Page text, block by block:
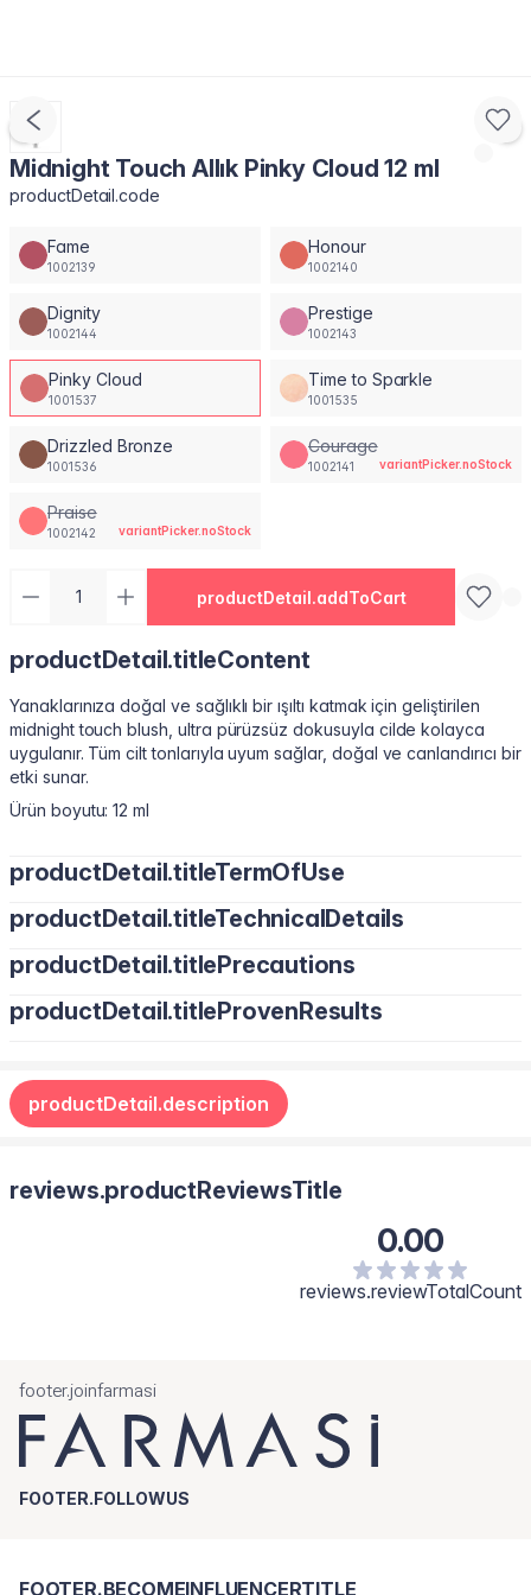
Midnight Touch Allık Pinky Cloud 12 ml
productDetail.code
Fame
1002139
Honour
1002140
Dignity
1002144
Prestige
1002143
Pinky Cloud
1001537
Time to Sparkle
1001535
Drizzled Bronze
1001536
Courage
1002141 variantPicker.noStock
Praise
1002142 variantPicker.noStock
productDetail.addToCart
productDetail.titleContent
Yanaklarınıza doğal ve sağlıklı bir ışıltı katmak için geliştirilen
midnight touch blush, ultra pürüzsüz dokusuyla cilde kolayca
uygulanır. Tüm cilt tonlarıyla uyum sağlar, doğal ve canlandırıcı bir
etki sunar.
Ürün boyutu: 12 ml
productDetail.titleTermOfUse
productDetail.titleTechnicalDetails
productDetail.titlePrecautions
productDetail.titleProvenResults
productDetail.description
reviews.productReviewsTitle
0.00
reviews.reviewTotalCount
footer.joinfarmasi
FOOTER.FOLLOWUS
FOOTER.BECOMEINFLUENCERTITLE